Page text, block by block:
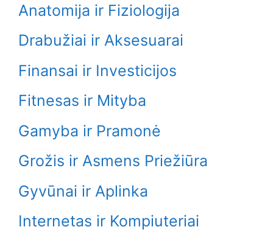
Anatomija ir Fiziologija
Drabužiai ir Aksesuarai
Finansai ir Investicijos
Fitnesas ir Mityba
Gamyba ir Pramonė
Grožis ir Asmens Priežiūra
Gyvūnai ir Aplinka
Internetas ir Kompiuteriai